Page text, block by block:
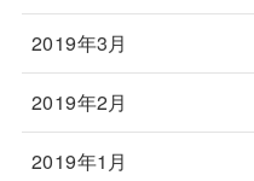
2019年3月
2019年2月
2019年1月